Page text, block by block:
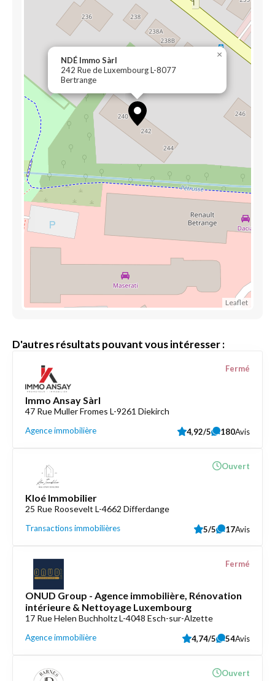
NDÉ Immo Sàrl
242 Rue de Luxembourg L-8077
Bertrange
×
Leaflet
D'autres résultats pouvant vous intéresser :
Immo Ansay Sàrl
47 Rue Muller Fromes L-9261 Diekirch
Agence immobilière
Fermé
4,92/5 180Avis
Kloé Immobilier
25 Rue Roosevelt L-4662 Differdange
Transactions immobilières
Ouvert
5/5 17Avis
ONUD Group - Agence immobilière, Rénovation
intérieure & Nettoyage Luxembourg
17 Rue Helen Buchholtz L-4048 Esch-sur-Alzette
Agence immobilière
Fermé
4,74/5 54Avis
Ouvert